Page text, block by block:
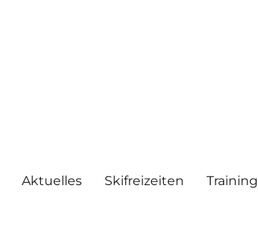
Aktuelles Skifreizeiten Training